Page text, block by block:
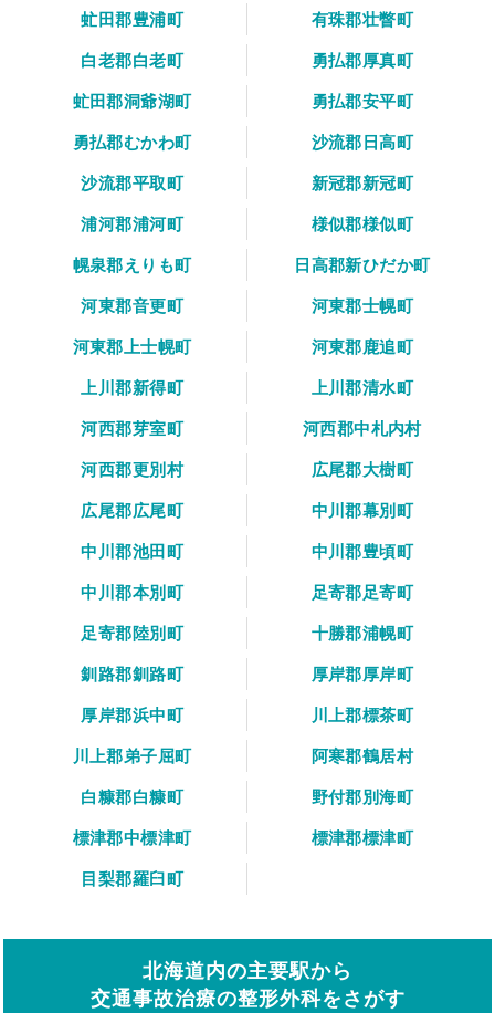
虻田郡豊浦町
有珠郡壮瞥町
白老郡白老町
勇払郡厚真町
虻田郡洞爺湖町
勇払郡安平町
勇払郡むかわ町
沙流郡日高町
沙流郡平取町
新冠郡新冠町
浦河郡浦河町
様似郡様似町
幌泉郡えりも町
日高郡新ひだか町
河東郡音更町
河東郡士幌町
河東郡上士幌町
河東郡鹿追町
上川郡新得町
上川郡清水町
河西郡芽室町
河西郡中札内村
河西郡更別村
広尾郡大樹町
広尾郡広尾町
中川郡幕別町
中川郡池田町
中川郡豊頃町
中川郡本別町
足寄郡足寄町
足寄郡陸別町
十勝郡浦幌町
釧路郡釧路町
厚岸郡厚岸町
厚岸郡浜中町
川上郡標茶町
川上郡弟子屈町
阿寒郡鶴居村
白糠郡白糠町
野付郡別海町
標津郡中標津町
標津郡標津町
目梨郡羅臼町
北海道内の主要駅から
交通事故治療の整形外科をさがす